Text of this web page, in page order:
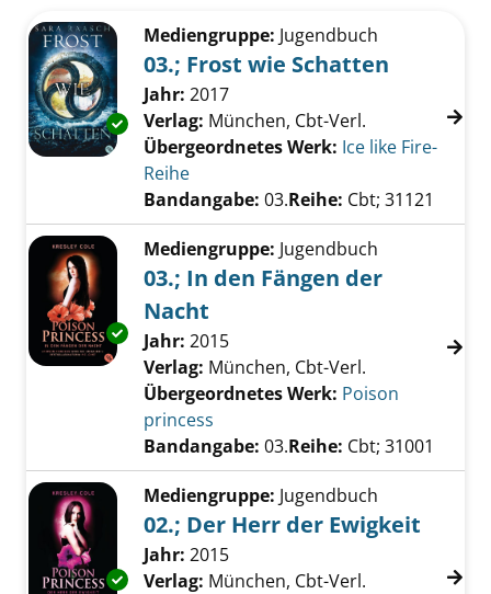
Zu den Suchfiltern springen
Exemplar-Details von 03.; Frost wie Schatten
Mediengruppe: Jugendbuch
03.; Frost wie Schatten
Suche nach diesem Verfasser
Jahr: 2017
Verlag: München, Cbt-Verl.
Übergeordnetes Werk: Ice like Fire-
Reihe
Bandangabe: 03.Reihe: Cbt; 31121
Exemplar-Details von 03.; In den Fängen der
Mediengruppe: Jugendbuch
03.; In den Fängen der
Nacht
Suche nach diesem Verfasser
Jahr: 2015
Verlag: München, Cbt-Verl.
Übergeordnetes Werk: Poison
princess
Bandangabe: 03.Reihe: Cbt; 31001
Exemplar-Details von 02.; Der Herr der
Mediengruppe: Jugendbuch
02.; Der Herr der Ewigkeit
Suche nach diesem Verfasser
Jahr: 2015
Verlag: München, Cbt-Verl.